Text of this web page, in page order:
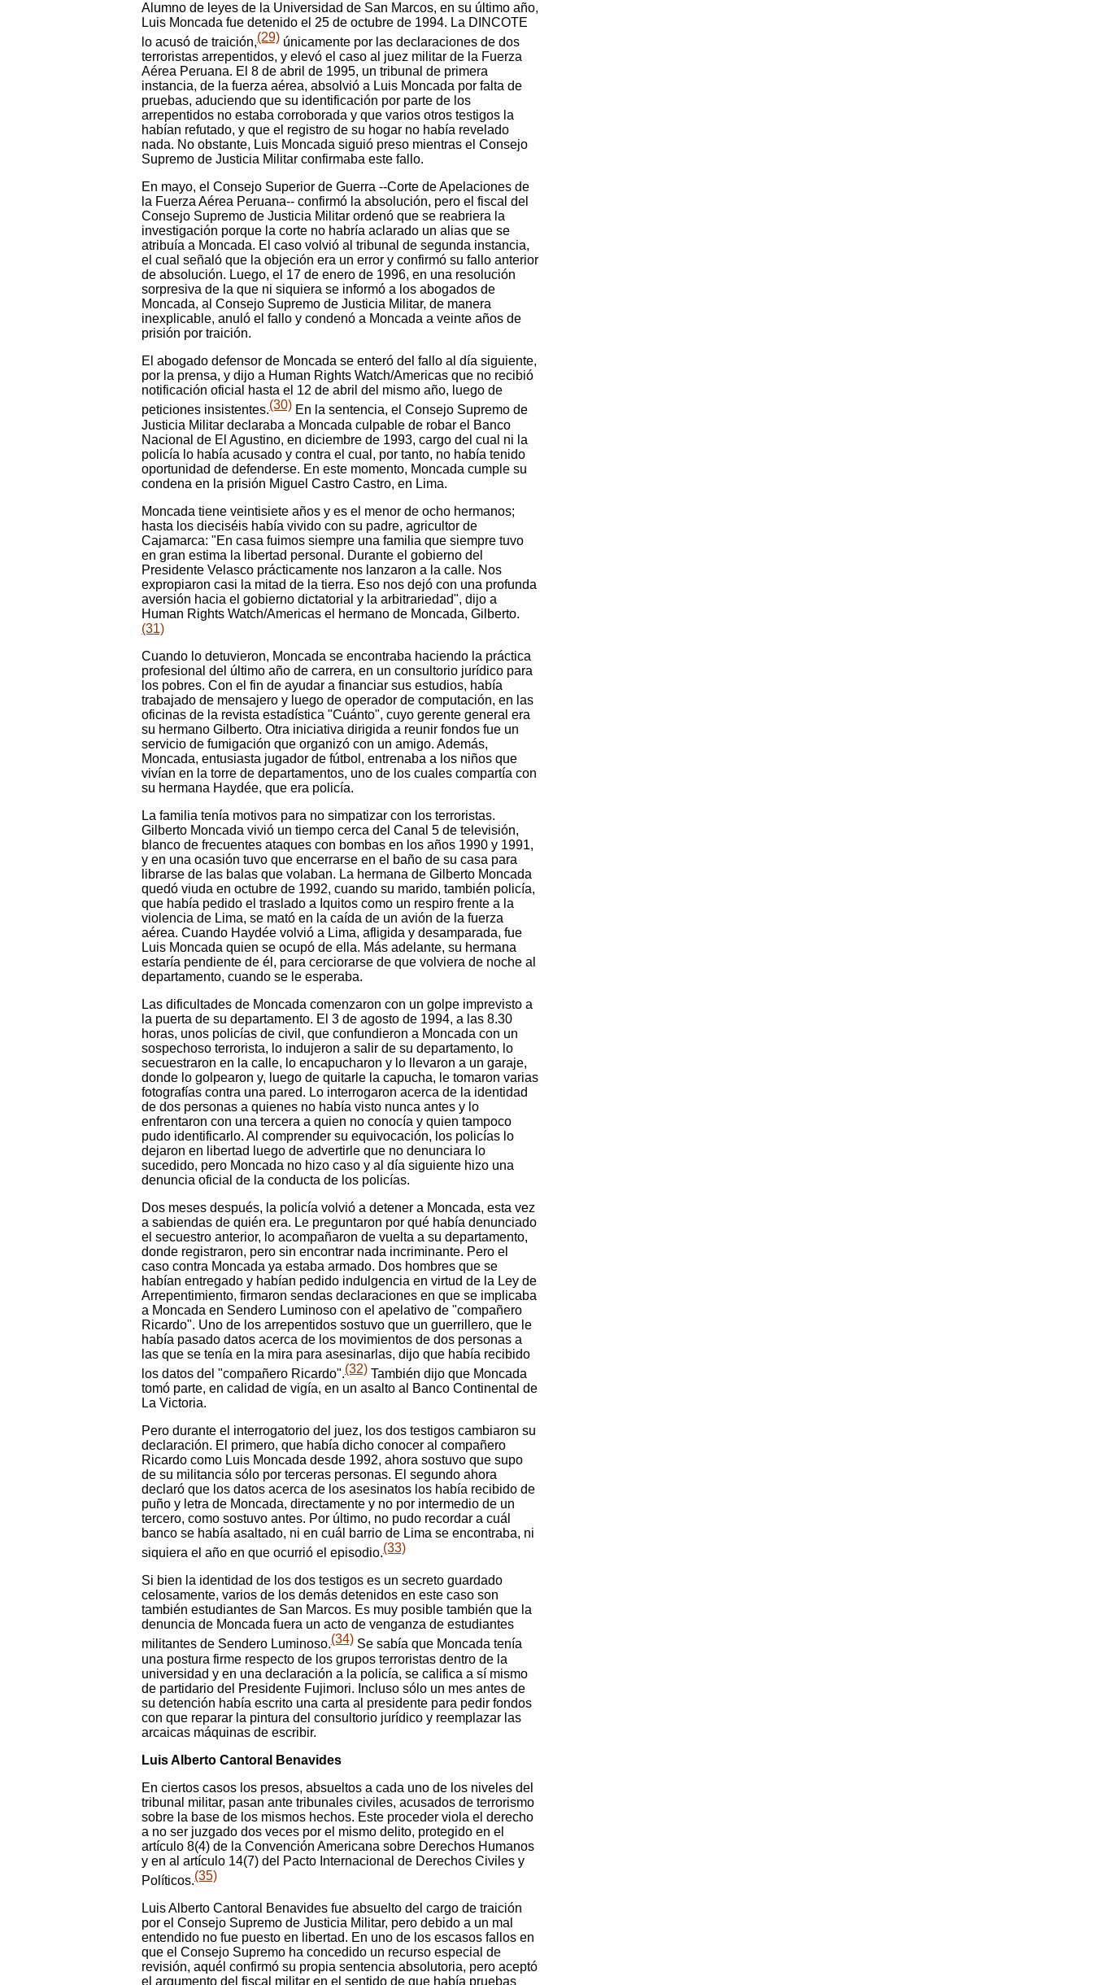
Alumno de leyes de la Universidad de San Marcos, en su último año,
Luis Moncada fue detenido el 25 de octubre de 1994. La DINCOTE
lo acusó de traición,(29) únicamente por las declaraciones de dos
terroristas arrepentidos, y elevó el caso al juez militar de la Fuerza
Aérea Peruana. El 8 de abril de 1995, un tribunal de primera
instancia, de la fuerza aérea, absolvió a Luis Moncada por falta de
pruebas, aduciendo que su identificación por parte de los
arrepentidos no estaba corroborada y que varios otros testigos la
habían refutado, y que el registro de su hogar no había revelado
nada. No obstante, Luis Moncada siguió preso mientras el Consejo
Supremo de Justicia Militar confirmaba este fallo.
En mayo, el Consejo Superior de Guerra --Corte de Apelaciones de
la Fuerza Aérea Peruana-- confirmó la absolución, pero el fiscal del
Consejo Supremo de Justicia Militar ordenó que se reabriera la
investigación porque la corte no habría aclarado un alias que se
atribuía a Moncada. El caso volvió al tribunal de segunda instancia,
el cual señaló que la objeción era un error y confirmó su fallo anterior
de absolución. Luego, el 17 de enero de 1996, en una resolución
sorpresiva de la que ni siquiera se informó a los abogados de
Moncada, al Consejo Supremo de Justicia Militar, de manera
inexplicable, anuló el fallo y condenó a Moncada a veinte años de
prisión por traición.
El abogado defensor de Moncada se enteró del fallo al día siguiente,
por la prensa, y dijo a Human Rights Watch/Americas que no recibió
notificación oficial hasta el 12 de abril del mismo año, luego de
peticiones insistentes.(30) En la sentencia, el Consejo Supremo de
Justicia Militar declaraba a Moncada culpable de robar el Banco
Nacional de El Agustino, en diciembre de 1993, cargo del cual ni la
policía lo había acusado y contra el cual, por tanto, no había tenido
oportunidad de defenderse. En este momento, Moncada cumple su
condena en la prisión Miguel Castro Castro, en Lima.
Moncada tiene veintisiete años y es el menor de ocho hermanos;
hasta los dieciséis había vivido con su padre, agricultor de
Cajamarca: "En casa fuimos siempre una familia que siempre tuvo
en gran estima la libertad personal. Durante el gobierno del
Presidente Velasco prácticamente nos lanzaron a la calle. Nos
expropiaron casi la mitad de la tierra. Eso nos dejó con una profunda
aversión hacia el gobierno dictatorial y la arbitrariedad", dijo a
Human Rights Watch/Americas el hermano de Moncada, Gilberto.
(31)
Cuando lo detuvieron, Moncada se encontraba haciendo la práctica
profesional del último año de carrera, en un consultorio jurídico para
los pobres. Con el fin de ayudar a financiar sus estudios, había
trabajado de mensajero y luego de operador de computación, en las
oficinas de la revista estadística "Cuánto", cuyo gerente general era
su hermano Gilberto. Otra iniciativa dirigida a reunir fondos fue un
servicio de fumigación que organizó con un amigo. Además,
Moncada, entusiasta jugador de fútbol, entrenaba a los niños que
vivían en la torre de departamentos, uno de los cuales compartía con
su hermana Haydée, que era policía.
La familia tenía motivos para no simpatizar con los terroristas.
Gilberto Moncada vivió un tiempo cerca del Canal 5 de televisión,
blanco de frecuentes ataques con bombas en los años 1990 y 1991,
y en una ocasión tuvo que encerrarse en el baño de su casa para
librarse de las balas que volaban. La hermana de Gilberto Moncada
quedó viuda en octubre de 1992, cuando su marido, también policía,
que había pedido el traslado a Iquitos como un respiro frente a la
violencia de Lima, se mató en la caída de un avión de la fuerza
aérea. Cuando Haydée volvió a Lima, afligida y desamparada, fue
Luis Moncada quien se ocupó de ella. Más adelante, su hermana
estaría pendiente de él, para cerciorarse de que volviera de noche al
departamento, cuando se le esperaba.
Las dificultades de Moncada comenzaron con un golpe imprevisto a
la puerta de su departamento. El 3 de agosto de 1994, a las 8.30
horas, unos policías de civil, que confundieron a Moncada con un
sospechoso terrorista, lo indujeron a salir de su departamento, lo
secuestraron en la calle, lo encapucharon y lo llevaron a un garaje,
donde lo golpearon y, luego de quitarle la capucha, le tomaron varias
fotografías contra una pared. Lo interrogaron acerca de la identidad
de dos personas a quienes no había visto nunca antes y lo
enfrentaron con una tercera a quien no conocía y quien tampoco
pudo identificarlo. Al comprender su equivocación, los policías lo
dejaron en libertad luego de advertirle que no denunciara lo
sucedido, pero Moncada no hizo caso y al día siguiente hizo una
denuncia oficial de la conducta de los policías.
Dos meses después, la policía volvió a detener a Moncada, esta vez
a sabiendas de quién era. Le preguntaron por qué había denunciado
el secuestro anterior, lo acompañaron de vuelta a su departamento,
donde registraron, pero sin encontrar nada incriminante. Pero el
caso contra Moncada ya estaba armado. Dos hombres que se
habían entregado y habían pedido indulgencia en virtud de la Ley de
Arrepentimiento, firmaron sendas declaraciones en que se implicaba
a Moncada en Sendero Luminoso con el apelativo de "compañero
Ricardo". Uno de los arrepentidos sostuvo que un guerrillero, que le
había pasado datos acerca de los movimientos de dos personas a
las que se tenía en la mira para asesinarlas, dijo que había recibido
los datos del "compañero Ricardo".(32) También dijo que Moncada
tomó parte, en calidad de vigía, en un asalto al Banco Continental de
La Victoria.
Pero durante el interrogatorio del juez, los dos testigos cambiaron su
declaración. El primero, que había dicho conocer al compañero
Ricardo como Luis Moncada desde 1992, ahora sostuvo que supo
de su militancia sólo por terceras personas. El segundo ahora
declaró que los datos acerca de los asesinatos los había recibido de
puño y letra de Moncada, directamente y no por intermedio de un
tercero, como sostuvo antes. Por último, no pudo recordar a cuál
banco se había asaltado, ni en cuál barrio de Lima se encontraba, ni
siquiera el año en que ocurrió el episodio.(33)
Si bien la identidad de los dos testigos es un secreto guardado
celosamente, varios de los demás detenidos en este caso son
también estudiantes de San Marcos. Es muy posible también que la
denuncia de Moncada fuera un acto de venganza de estudiantes
militantes de Sendero Luminoso.(34) Se sabía que Moncada tenía
una postura firme respecto de los grupos terroristas dentro de la
universidad y en una declaración a la policía, se califica a sí mismo
de partidario del Presidente Fujimori. Incluso sólo un mes antes de
su detención había escrito una carta al presidente para pedir fondos
con que reparar la pintura del consultorio jurídico y reemplazar las
arcaicas máquinas de escribir.
Luis Alberto Cantoral Benavides
En ciertos casos los presos, absueltos a cada uno de los niveles del
tribunal militar, pasan ante tribunales civiles, acusados de terrorismo
sobre la base de los mismos hechos. Este proceder viola el derecho
a no ser juzgado dos veces por el mismo delito, protegido en el
artículo 8(4) de la Convención Americana sobre Derechos Humanos
y en al artículo 14(7) del Pacto Internacional de Derechos Civiles y
Políticos.(35)
Luis Alberto Cantoral Benavides fue absuelto del cargo de traición
por el Consejo Supremo de Justicia Militar, pero debido a un mal
entendido no fue puesto en libertad. En uno de los escasos fallos en
que el Consejo Supremo ha concedido un recurso especial de
revisión, aquél confirmó su propia sentencia absolutoria, pero aceptó
el argumento del fiscal militar en el sentido de que había pruebas